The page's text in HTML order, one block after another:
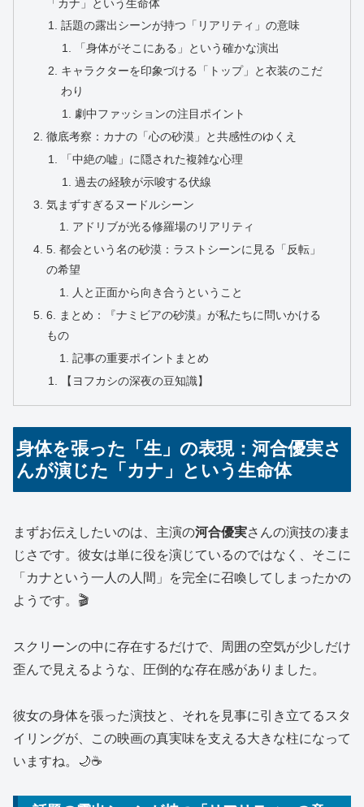
「カナ」という生命体
話題の露出シーンが持つ「リアリティ」の意味
「身体がそこにある」という確かな演出
キャラクターを印象づける「トップ」と衣装のこだ
わり
劇中ファッションの注目ポイント
徹底考察：カナの「心の砂漠」と共感性のゆくえ
「中絶の嘘」に隠された複雑な心理
過去の経験が示唆する伏線
気まずすぎるヌードルシーン
アドリブが光る修羅場のリアリティ
5. 都会という名の砂漠：ラストシーンに見る「反転」
の希望
人と正面から向き合うということ
6. まとめ：『ナミビアの砂漠』が私たちに問いかける
もの
記事の重要ポイントまとめ
【ヨフカシの深夜の豆知識】
身体を張った「生」の表現：河合優実さ
んが演じた「カナ」という生命体
まずお伝えしたいのは、主演の河合優実さんの演技の凄ま
じさです。彼女は単に役を演じているのではなく、そこに
「カナという一人の人間」を完全に召喚してしまったかの
ようです。🎬
スクリーンの中に存在するだけで、周囲の空気が少しだけ
歪んで見えるような、圧倒的な存在感がありました。
彼女の身体を張った演技と、それを見事に引き立てるスタ
イリングが、この映画の真実味を支える大きな柱になって
いますね。🌙☕